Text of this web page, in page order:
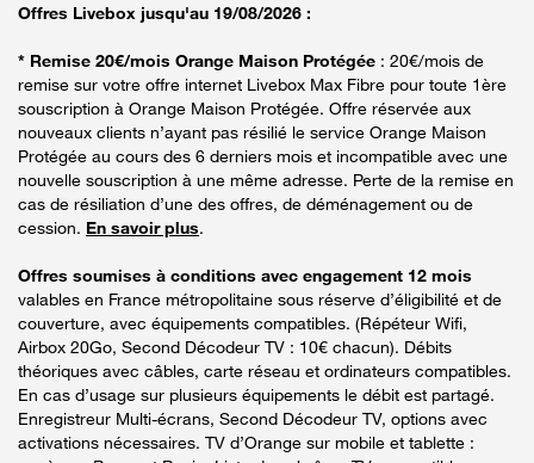
Offres Livebox jusqu'au 19/08/2026 :
* Remise 20€/mois Orange Maison Protégée : 20€/mois de
remise sur votre offre internet Livebox Max Fibre pour toute 1ère
souscription à Orange Maison Protégée. Offre réservée aux
nouveaux clients n’ayant pas résilié le service Orange Maison
Protégée au cours des 6 derniers mois et incompatible avec une
nouvelle souscription à une même adresse. Perte de la remise en
cas de résiliation d’une des offres, de déménagement ou de
cession. En savoir plus.
Offres soumises à conditions avec engagement 12 mois
valables en France métropolitaine sous réserve d’éligibilité et de
couverture, avec équipements compatibles. (Répéteur Wifi,
Airbox 20Go, Second Décodeur TV : 10€ chacun). Débits
théoriques avec câbles, carte réseau et ordinateurs compatibles.
En cas d’usage sur plusieurs équipements le débit est partagé.
Enregistreur Multi-écrans, Second Décodeur TV, options avec
activations nécessaires. TV d’Orange sur mobile et tablette :